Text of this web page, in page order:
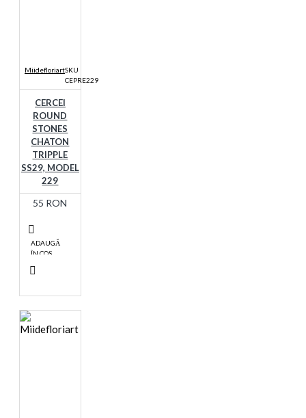
MiidefloriartSKU
CEPRE229
CERCEI
ROUND
STONES
CHATON
TRIPPLE
SS29, MODEL
229
55 RON
ADAUGĂ
ÎN COŞ